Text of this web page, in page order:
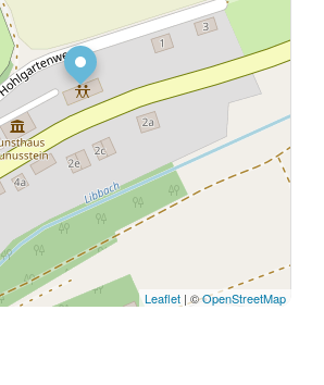
Leaflet | ©OpenStreetMap